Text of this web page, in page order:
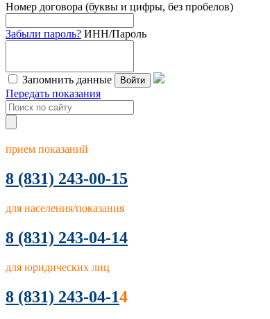
Номер договора (буквы и цифры, без пробелов)
Забыли пароль? ИНН/Пароль
Запомнить данные Войти
Передать показания
прием показаний
8 (831) 243-00-15
для населения/показания
8 (831) 243-04-14
для юридических лиц
8 (831) 243-04-14